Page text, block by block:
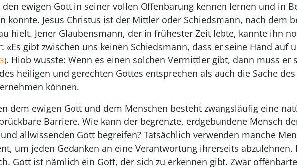
den ewigen Gott in seiner vollen Offenbarung kennen lernen und in
konnte. Jesus Christus ist der Mittler oder Schiedsmann, nach dem
hielt. Jener Glaubensmann, der in frühester Zeit lebte, kannte ihn
«Es gibt zwischen uns keinen Schiedsmann, dass er seine Hand auf
). Hiob wusste: Wenn es einen solchen Vermittler gibt, dann muss er
heiligen und gerechten Gottes entsprechen als auch die Sache
können.
dem ewigen Gott und dem Menschen besteht zwangsläufig eine
Barriere. Wie kann der begrenzte, erdgebundene Mensch
allwissenden Gott begreifen? Tatsächlich verwenden manche
um jeden Gedanken an eine Verantwortung ihrerseits abzulehnen.
Gott ist nämlich ein Gott, der sich zu erkennen gibt. Zwar